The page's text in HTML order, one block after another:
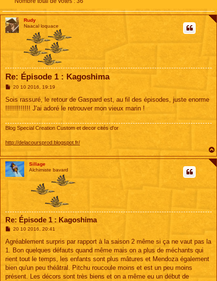
Rudy
Naacal loquace
Re: Épisode 1 : Kagoshima
M
s
a
20 10 2016, 19:19
Sois rassuré, le retour de Gaspard est, au fil des épisodes, juste enorme
!!!!!!!!!!!!! J'ai adoré le retrouver mon vieux marin !
Blog Special Creation Custom et decor cités d'or
http://delacoursprod.blogspot.fr/
Sillage
Alchimiste bavard
Re: Épisode 1 : Kagoshima
M
s
s
a
g
20 10 2016, 20:41
Agréablement surpris par rapport à la saison 2 même si ça ne vaut pas la
1. Bon quelques défauts quand même mais on a plus de méchants qui
rient tout le temps, les enfants sont plus mâtures et Mendoza également
bien qu'un peu théâtral. Pitchu roucoule moins et est un peu moins
présent. Les décors sont très biens et on a même eu un début de